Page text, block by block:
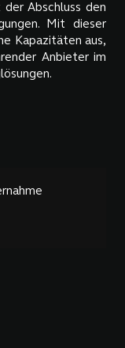
Abschluss den
Mit dieser
Kapazitäten aus,
Anbieter im